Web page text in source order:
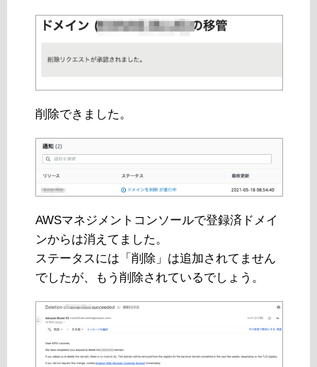
削除できました。
AWSマネジメントコンソールで登録済ドメイ
ンからは消えてました。
ステータスには「削除」は追加されてません
でしたが、もう削除されているでしょう。